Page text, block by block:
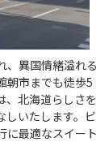
、異国情緒溢れる
朝市までも徒歩5
、北海道らしさを
しいたします。ビ
に最適なスイート